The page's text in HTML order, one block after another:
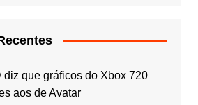
diz que gráficos do Xbox 720
aos de Avatar